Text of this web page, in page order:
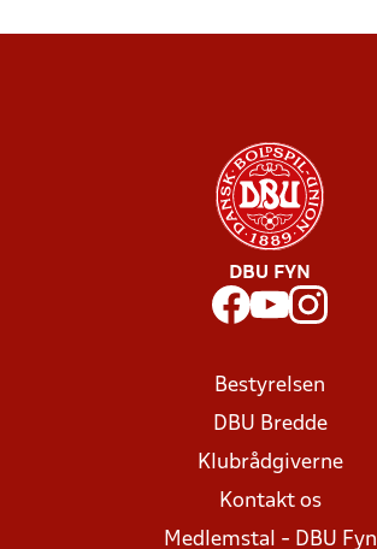
DBU FYN
Bestyrelsen
DBU Bredde
Klubrådgiverne
Kontakt os
Medlemstal - DBU Fyn